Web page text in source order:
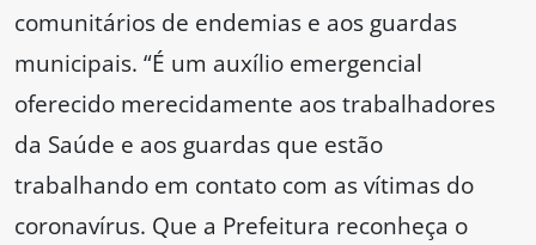
comunitários de endemias e aos guardas
municipais. “É um auxílio emergencial
oferecido merecidamente aos trabalhadores
da Saúde e aos guardas que estão
trabalhando em contato com as vítimas do
coronavírus. Que a Prefeitura reconheça o